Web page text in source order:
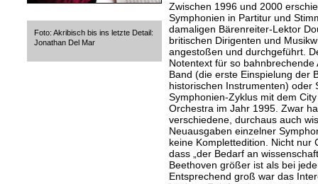
Foto: Akribisch bis ins letzte Detail:
Jonathan Del Mar
Zwischen 1996 und 2000
Symphonien in Partitur und
damaligen Bärenreiter-Lektor
britischen Dirigenten und
angestoßen und durchgeführt.
Notentext für so
Band (die erste Einspielung der
historischen Instrumenten) oder
Symphonien-Zyklus mit dem
Orchestra im Jahr 1995. Zwar
verschiedene, durchaus auch
Neuausgaben einzelner
keine Komplettedition. Nicht nur
dass „der Bedarf an
Beethoven größer ist als bei
Entsprechend groß war das